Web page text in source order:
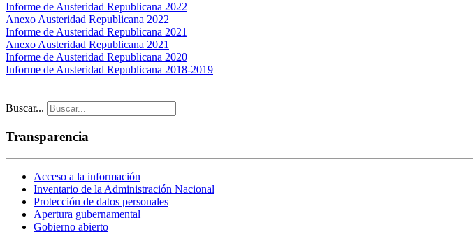
Informe de Austeridad Republicana 2022
Anexo Austeridad Republicana 2022
Informe de Austeridad Republicana 2021
Anexo Austeridad Republicana 2021
Informe de Austeridad Republicana 2020
Informe de Austeridad Republicana 2018-2019
Buscar...
Transparencia
Acceso a la información
Inventario de la Administración Nacional
Protección de datos personales
Apertura gubernamental
Gobierno abierto